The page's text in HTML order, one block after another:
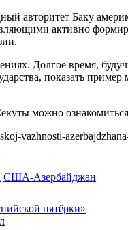
авторитет Баку
активно
Долгое время,
показать
можно
vazhnosti-
США-Азербайджан
пятёрки»